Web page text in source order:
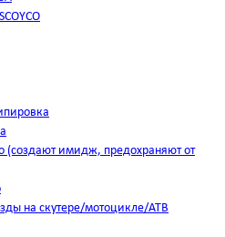
(создают имидж, предохраняют от
на скутере/мотоцикле/АТВ